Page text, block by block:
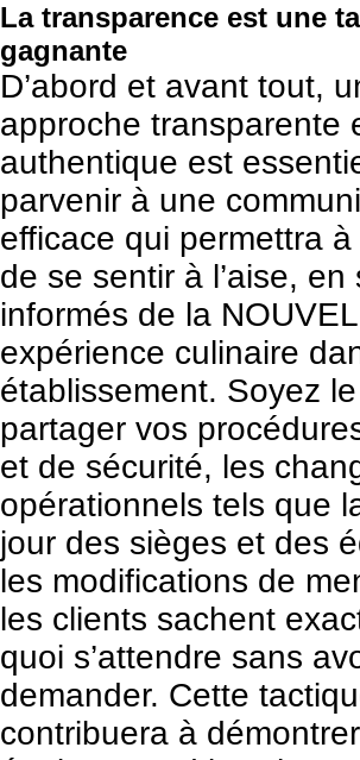
La transparence est une
gagnante
D’abord et avant tout,
approche transparente
authentique est
parvenir à une
efficace qui permettra
de se sentir à l’aise, en
informés de la
expérience culinaire
établissement. Soyez
partager vos
et de sécurité, les
opérationnels tels que
jour des sièges et des
les modifications de
les clients sachent
quoi s’attendre sans
demander. Cette
contribuera à